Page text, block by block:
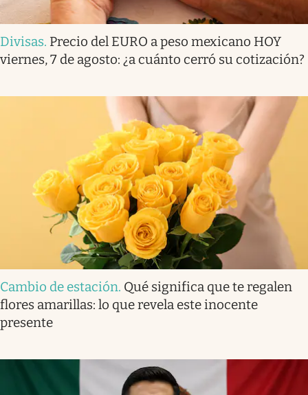
Divisas. Precio del EURO a peso mexicano HOY
viernes, 7 de agosto: ¿a cuánto cerró su cotización?
Cambio de estación. Qué significa que te regalen
flores amarillas: lo que revela este inocente
presente